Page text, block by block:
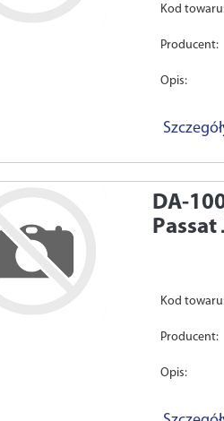
Kod
Producent:
Opis:
DA-
Passat
Kod
Producent:
Opis: